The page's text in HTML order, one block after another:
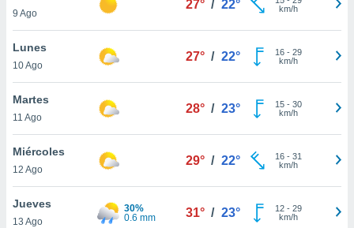
más
nuestra
y
de
disponible
9 Ago
27° / 22°
km/h
Lunes
10 Ago
27° / 22° 16- 29
km/h
Martes
11 Ago
28° / 23° 15- 30
km/h
Miércoles
12 Ago
29° / 22° 16- 31
km/h
Jueves
13 Ago
30%
0.6 mm
31° / 23° 12- 29
km/h